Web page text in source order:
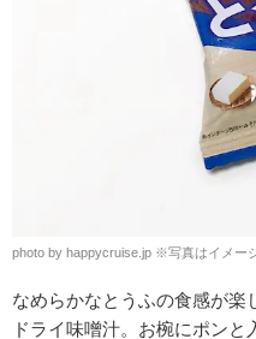
photo by happycruise.jp ※写真はイメー
なめらかなとうふの食感が楽
ドライ味噌汁。お椀にポン